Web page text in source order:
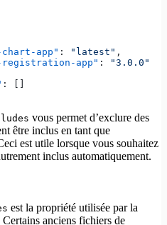
app"
: "latest" ,
app"
:
"3.0.0"
: []
vous permet d’exclure des
être inclus en tant que
est utile lorsque vous souhaitez
inclus automatiquement.
est la propriété utilisée par la
Certains anciens fichiers de